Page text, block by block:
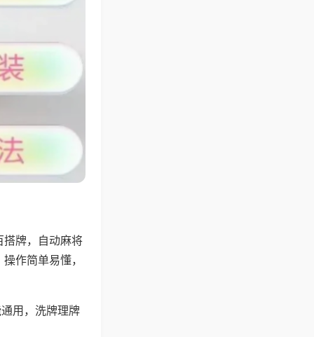
搭牌，自动麻将
作简单易懂，
用，洗牌理牌